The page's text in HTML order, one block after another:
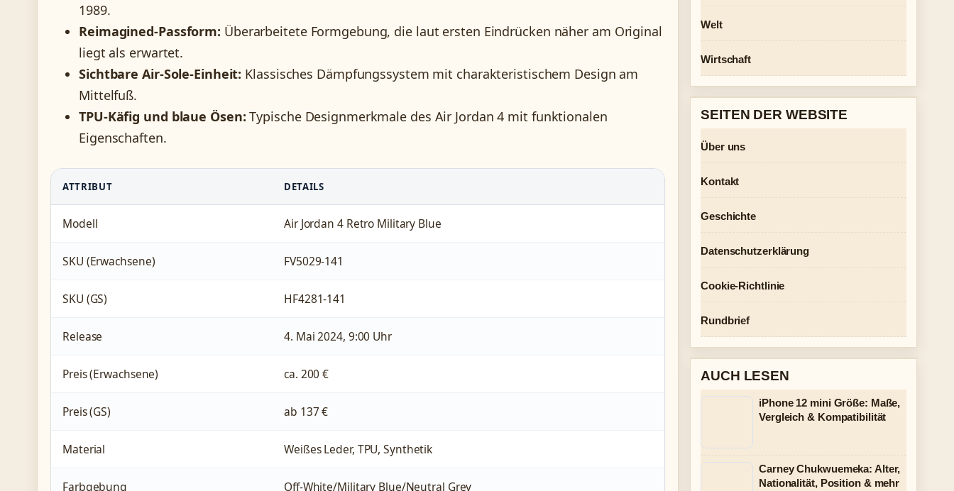
1989.
Reimagined-Passform: Überarbeitete Formgebung, die laut ersten Eindrücken näher am Original
liegt als erwartet.
Sichtbare Air-Sole-Einheit: Klassisches Dämpfungssystem mit charakteristischem Design am
Mittelfuß.
TPU-Käfig und blaue Ösen: Typische Designmerkmale des Air Jordan 4 mit funktionalen
Eigenschaften.
ATTRIBUT DETAILS
Modell Air Jordan 4 Retro Military Blue
SKU (Erwachsene) FV5029-141
SKU (GS) HF4281-141
Release 4. Mai 2024, 9:00 Uhr
Preis (Erwachsene) ca. 200 €
Preis (GS) ab 137 €
Material Weißes Leder, TPU, Synthetik
Farbgebung Off-White/Military Blue/Neutral Grey
Welt
Wirtschaft
SEITEN DER WEBSITE
Über uns
Kontakt
Geschichte
Datenschutzerklärung
Cookie-Richtlinie
Rundbrief
AUCH LESEN
iPhone 12 mini Größe: Maße,
Vergleich & Kompatibilität
Carney Chukwuemeka: Alter,
Nationalität, Position & mehr